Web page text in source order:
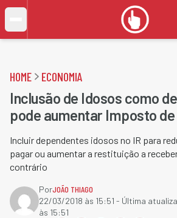
HOME ECONOMIA
Inclusão de Idosos como
pode aumentar Imposto de
Incluir dependentes idosos no IR para
pagar ou aumentar a restituição a
contrário
PorJOÃO THIAGO
22/03/2018 às 15:51 - Última
às 15:51